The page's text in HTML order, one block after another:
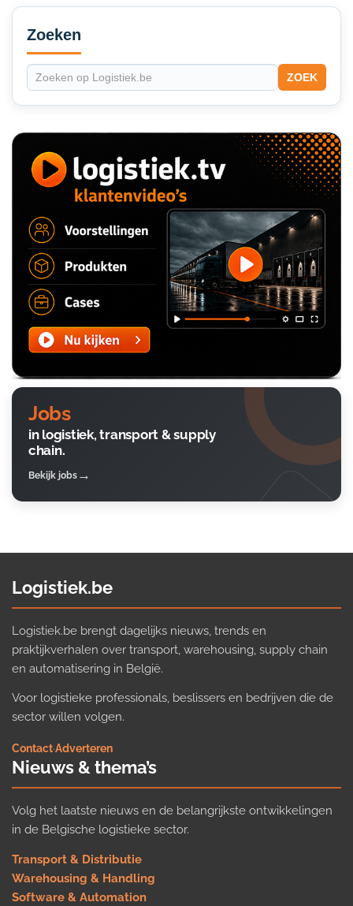
Secondary
Sidebar
Zoeken
ZOEK
Jobs
in logistiek, transport & supply
chain.
Bekijk jobs
Logistiek.be
Logistiek.be brengt dagelijks nieuws, trends en
praktijkverhalen over transport, warehousing, supply chain
en automatisering in België.
Voor logistieke professionals, beslissers en bedrijven die de
sector willen volgen.
Contact·Adverteren
Nieuws & thema’s
Volg het laatste nieuws en de belangrijkste ontwikkelingen
in de Belgische logistieke sector.
Transport & Distributie
Warehousing & Handling
Software & Automation